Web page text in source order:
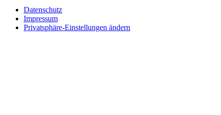
Datenschutz
Impressum
Privatsphäre-Einstellungen ändern